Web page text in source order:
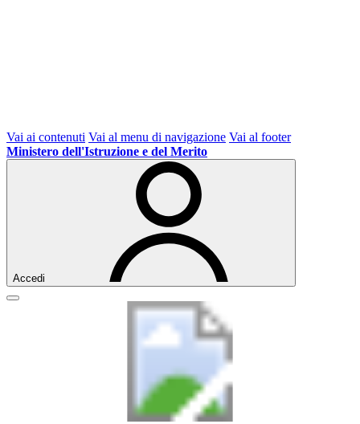
Vai ai contenuti Vai al menu di navigazione Vai al footer
Ministero dell'Istruzione e del Merito
Accedi